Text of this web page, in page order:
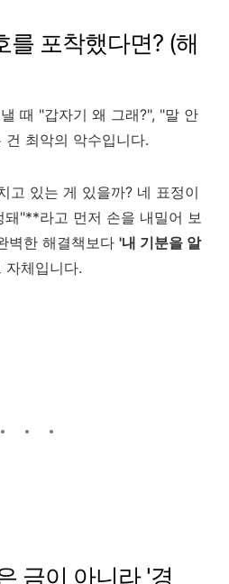
를 포착했다면? (해
때 "갑자기 왜 그래?", "말 안
최악의 악수입니다.
고 있는 게 있을까? 네 표정이
"**라고 먼저 손을 내밀어 보
벽한 해결책보다 '내 기분을 알
자체입니다.
금이 아니라 '경